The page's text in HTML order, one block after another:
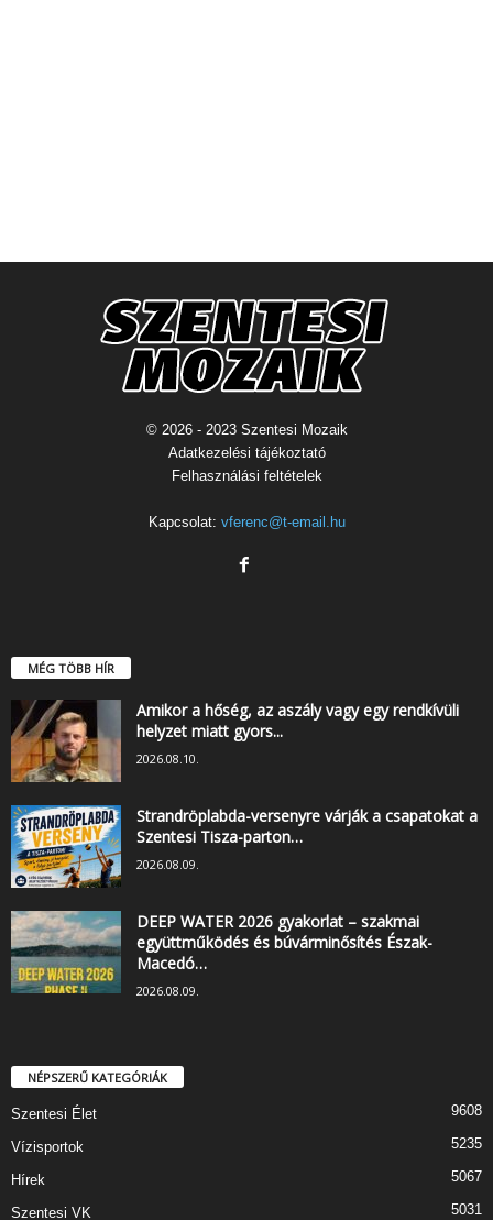
© 2026 - 2023 Szentesi Mozaik
Adatkezelési tájékoztató
Felhasználási feltételek
Kapcsolat: vferenc@t-email.hu
MÉG TÖBB HÍR
Amikor a hőség, az aszály vagy egy rendkívüli
helyzet miatt gyors...
2026.08.10.
Strandröplabda-versenyre várják a csapatokat a
Szentesi Tisza-parton…
2026.08.09.
DEEP WATER 2026 gyakorlat – szakmai
együttműködés és búvárminősítés Észak-
Macedó…
2026.08.09.
NÉPSZERŰ KATEGÓRIÁK
Szentesi Élet 9608
Vízisportok 5235
Hírek 5067
Szentesi VK 5031